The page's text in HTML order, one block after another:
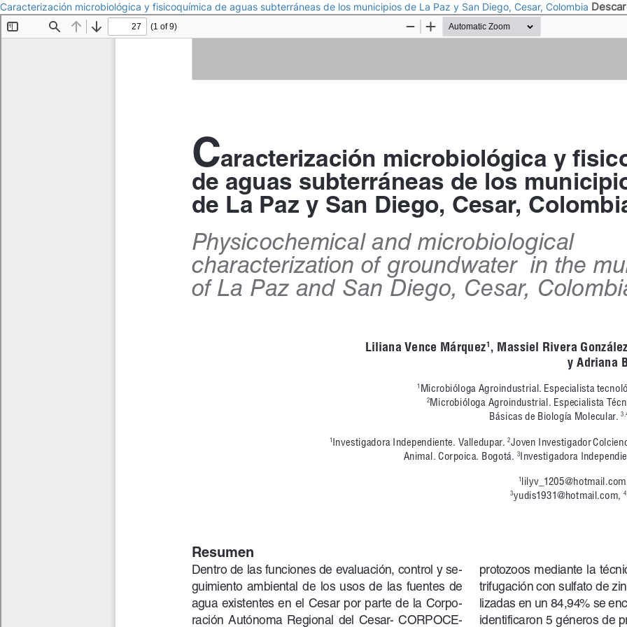
Caracterización microbiológica y fisicoquímica de aguas subterráneas de los municipios de La Paz y San Diego, Cesar, Colombia